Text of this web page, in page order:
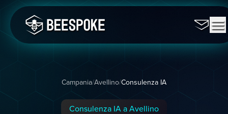
Campania/Avellino/Consulenza IA
Consulenza IA a Avellino